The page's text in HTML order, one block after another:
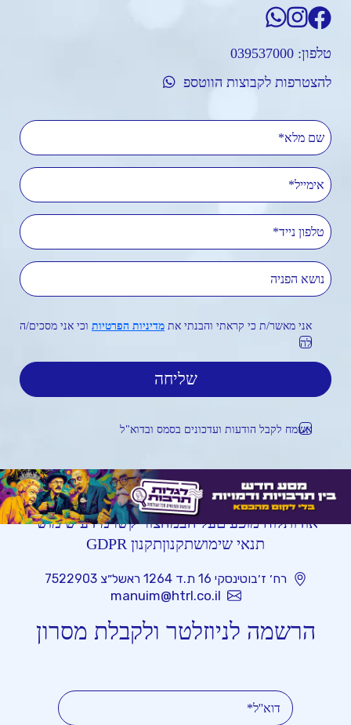
טלפון: 039537000
להצטרפות לקבוצות הווטספ
שם מלא
אימייל
טלפון נייד
נושא הפניה
אני מאשר/ת כי קראתי והבנתי את מדיניות הפרטיות וכי אני מסכים/ה
לה
אשמח לקבל הודעות ועדכונים בסמס ובדוא"ל
אודותלוח מופעיםעל הבמהצור קשרמידע שימושי
תנאי שימושתקנוןתקנון GDPR
רח׳ ז׳בוטינסקי 16 ת.ד 1264 ראשל״צ 7522903
manuim@htrl.co.il
הרשמה לניוזלטר ולקבלת מסרון